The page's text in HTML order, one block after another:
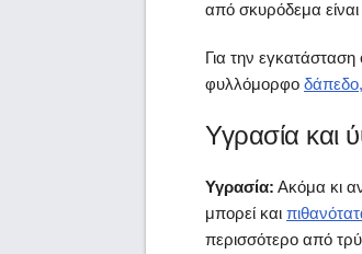
από σκυρόδεμα
Για την εγκατάσταση
φυλλόμορφο
Υγρασία και
Υγρασία: Ακόμα κι
μπορεί και
περισσότερο από